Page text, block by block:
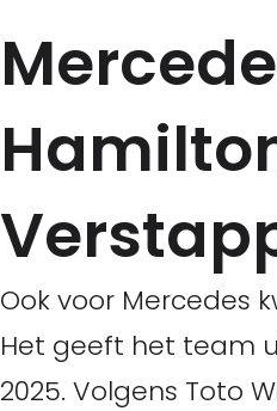
Ook voor Mercedes
Het geeft het team
2025. Volgens Toto